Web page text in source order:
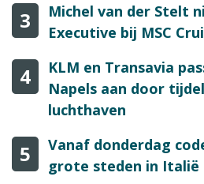
3
Michel van der Stelt
Executive bij MSC
4
KLM en Transavia
Napels aan door
luchthaven
5
Vanaf donderdag
grote steden in Italië